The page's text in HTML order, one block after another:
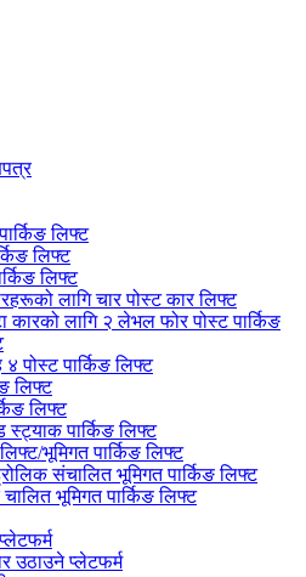
लिफ्ट
लिफ्ट
लिफ्ट
लागि चार पोस्ट कार लिफ्ट
कारको लागि २ लेभल फोर पोस्ट पार्किङ
पोस्ट पार्किङ लिफ्ट
लिफ्ट
लिफ्ट
स्ट्याक पार्किङ लिफ्ट
भूमिगत पार्किङ लिफ्ट
संचालित भूमिगत पार्किङ लिफ्ट
चालित भूमिगत पार्किङ लिफ्ट
उठाउने प्लेटफर्म